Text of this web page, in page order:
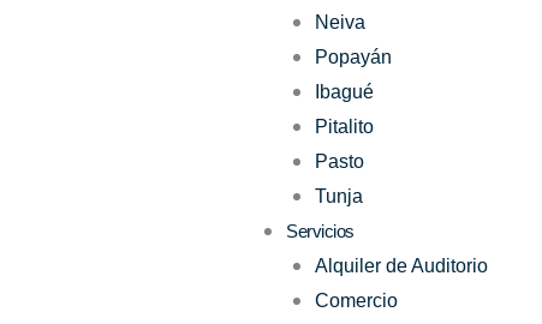
Neiva
Popayán
Ibagué
Pitalito
Pasto
Tunja
Servicios
Alquiler de Auditorio
Comercio